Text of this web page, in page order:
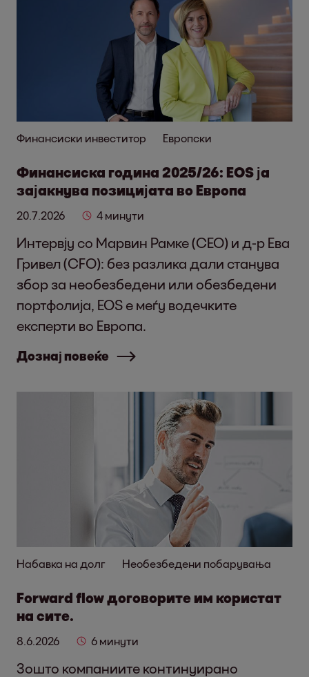
Финансиски инвеститор Европски
Финансиска година 2025/26: EOS ја
зајакнува позицијата во Европа
20.7.2026 4 минути
Интервју со Марвин Рамке (CEO) и д-р Ева
Гривел (CFO): без разлика дали станува
збор за необезбедени или обезбедени
портфолија, EOS е меѓу водечките
експерти во Европа.
Дознај повеќе
Набавка на долг Необезбедени побарувања
Forward flow договорите им користат
на сите.
8.6.2026 6 минути
Зошто компаниите континуирано